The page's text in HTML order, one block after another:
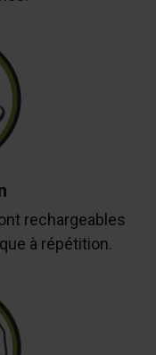
rechargeables
à répétition.